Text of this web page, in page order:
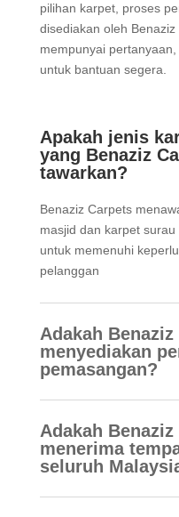
pilihan karpet, proses
disediakan oleh
mempunyai
untuk bantuan segera.
Apakah jenis
yang Benaziz
tawarkan?
Benaziz Carpets
masjid dan karpet surau
untuk memenuhi
pelanggan
Adakah
menyediakan
pemasangan?
Adakah
menerima
seluruh